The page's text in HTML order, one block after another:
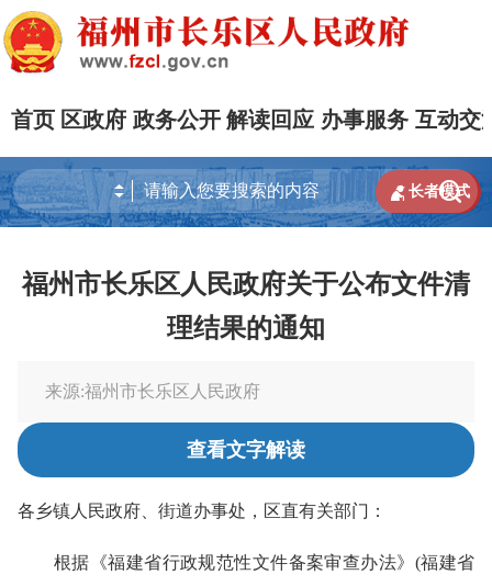
首页 区政府 政务公开 解读回应 办事服务 互动交

 长者模式
福州市长乐区人民政府关于公布文件清
理结果的通知
来源:福州市长乐区人民政府
查看文字解读
各乡镇人民政府、街道办事处，区直有关部门：
根据《福建省行政规范性文件备案审查办法》(福建省